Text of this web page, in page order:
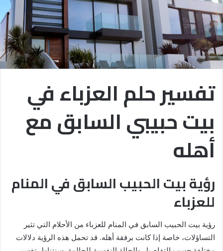
تفسير حلم العزباء في
بيت حبيبي السابق مع
أهله
رؤية بيت الحبيب السابق في المنام
للعزباء
رؤية بيت الحبيب السابق في المنام للعزباء من الأحلام التي تثير
التساؤلات، خاصة إذا كانت برفقة أهله. قد تحمل هذه الرؤية دلالات